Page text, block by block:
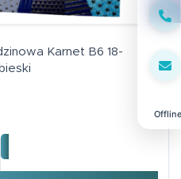
Offline
Karnet B6 18-
urodzinowa Karnet B6 18-